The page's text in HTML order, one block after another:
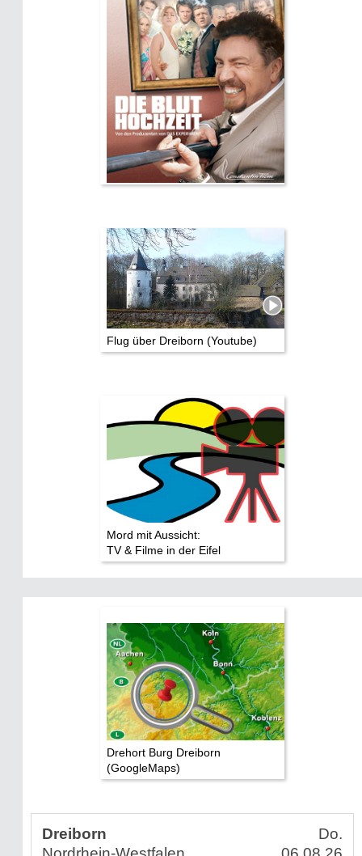
Flug über Dreiborn (Youtube)
Mord mit Aussicht:
TV & Filme in der Eifel
Drehort Burg Dreiborn
(GoogleMaps)